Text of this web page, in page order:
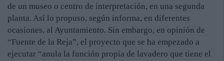
de un museo o centro de interpretación, en una segunda
planta. Así lo propuso, según informa, en diferentes
ocasiones, al Ayuntamiento. Sin embargo, en opinión de
“Fuente de la Reja”, el proyecto que se ha empezado a
ejecutar “anula la función propia de lavadero que tiene el